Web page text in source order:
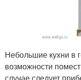
Небольшие кухни в
возможности
случае следует